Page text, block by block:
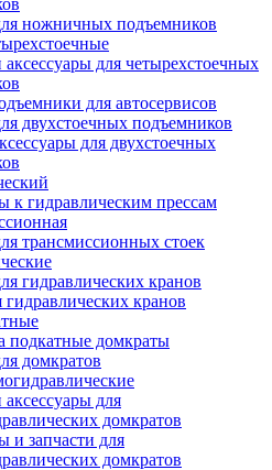
ножничных подъемников
аксессуары для четырехстоечных
для автосервисов
двухстоечных подъемников
для двухстоечных
к гидравлическим прессам
трансмиссионных стоек
гидравлических кранов
кранов
подкатные домкраты
домкратов
аксессуары для
домкратов
и запчасти для
домкратов